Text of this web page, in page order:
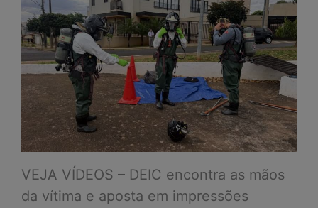
VEJA VÍDEOS – DEIC encontra as mãos
da vítima e aposta em impressões